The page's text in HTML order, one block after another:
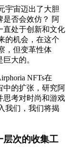
宇宙迈出了大胆
是否会效仿？ 阿
直处于创新和文化
的机会，在这个
，但变革性体
大的。
NFTs在
中的扩张，研究阿
思考对时尚和游戏
我们，我们将揭
层次的收集工